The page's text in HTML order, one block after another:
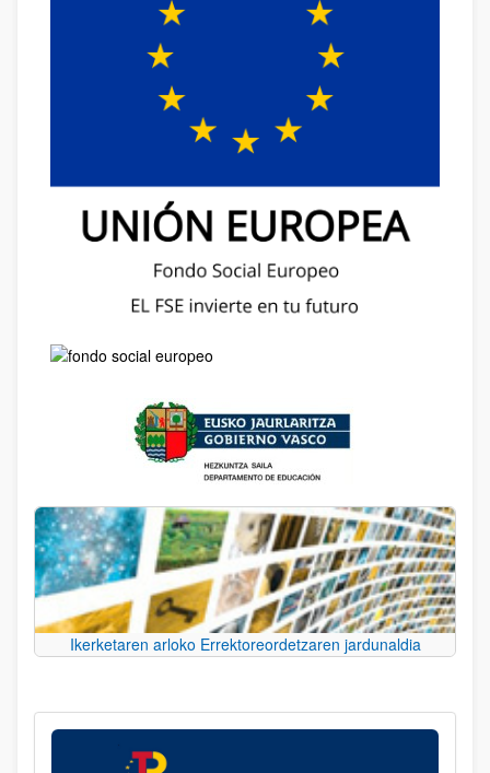
Ikerketaren arloko Errektoreordetzaren jardunaldia